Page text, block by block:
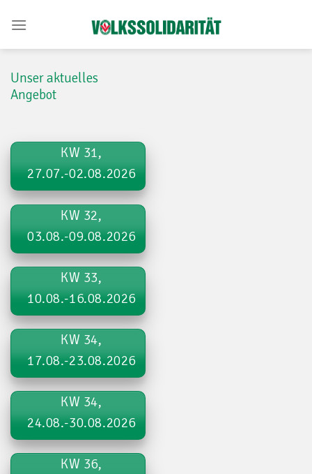
Unser aktuelles
Angebot
KW 31,
27.07.-02.08.2026
KW 32,
03.08.-09.08.2026
KW 33,
10.08.-16.08.2026
KW 34,
17.08.-23.08.2026
KW 34,
24.08.-30.08.2026
KW 36,